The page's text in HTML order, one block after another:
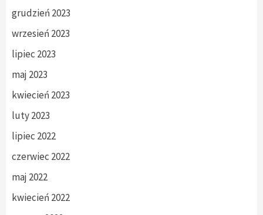
grudzień 2023
wrzesień 2023
lipiec 2023
maj 2023
kwiecień 2023
luty 2023
lipiec 2022
czerwiec 2022
maj 2022
kwiecień 2022